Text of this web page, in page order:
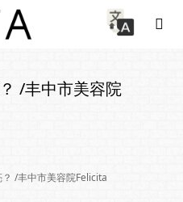
/丰中市美容院Felicita
/丰中市美容院